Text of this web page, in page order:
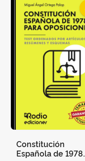
Constitución
Española de 1978